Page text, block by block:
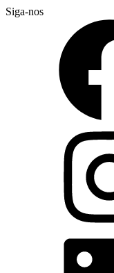
Siga-nos